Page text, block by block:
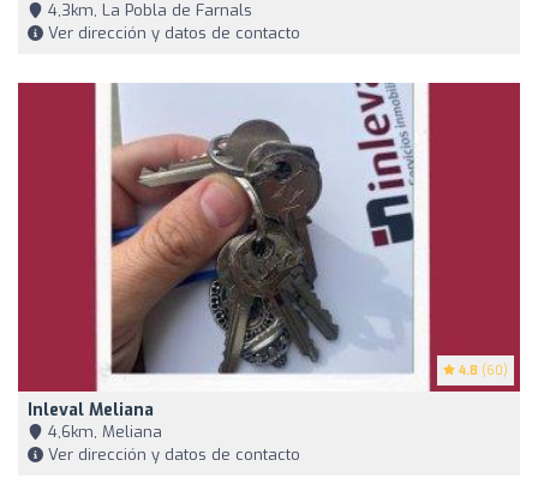
4,3km, La Pobla de Farnals
Ver dirección y datos de contacto
4.8 (60)
Inleval Meliana
4,6km, Meliana
Ver dirección y datos de contacto